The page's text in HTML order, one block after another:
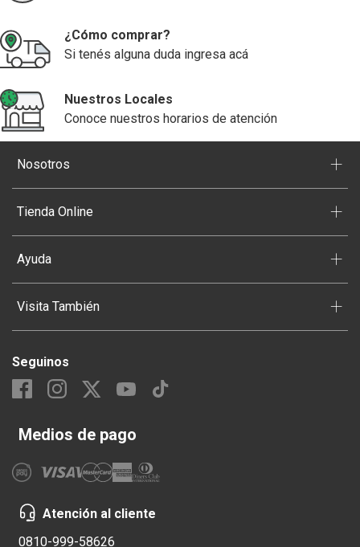
¿Cómo comprar?
Si tenés alguna duda ingresa acá
Nuestros Locales
Conoce nuestros horarios de atención
Nosotros +
Tienda Online +
Ayuda +
Visita También +
Seguinos
Medios de pago
Atención al cliente
0810-999-58626